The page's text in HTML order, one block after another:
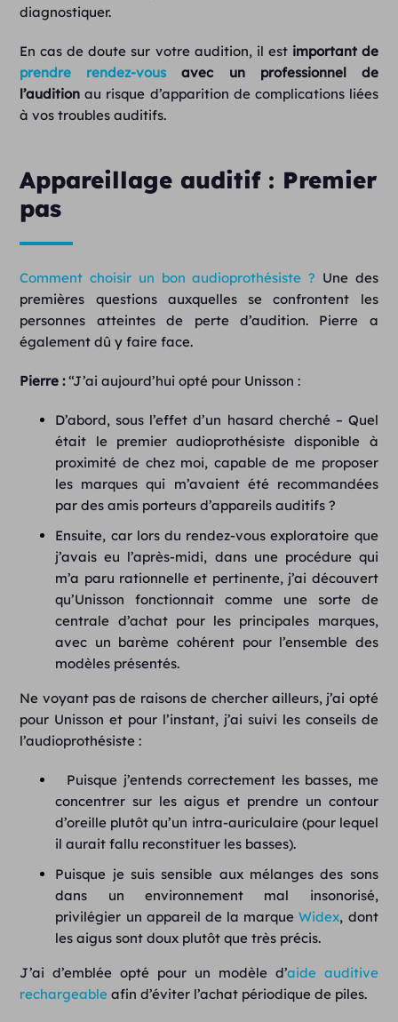
diagnostiquer.
En cas de doute sur votre audition, il est important de
prendre rendez-vousavec un professionnel de
l’audition au risque d’apparition de complications liées
à vos troubles auditifs.
Appareillage auditif : Premier
pas
Comment choisir un bon audioprothésiste ? Une des
premières questions auxquelles se confrontent les
personnes atteintes de perte d’audition. Pierre a
également dû y faire face.
Pierre :“J’ai aujourd’hui opté pour Unisson :
D’abord, sous l’effet d’un hasard cherché – Quel
était le premier audioprothésiste disponible à
proximité de chez moi, capable de me proposer
les marques qui m’avaient été recommandées
par des amis porteurs d’appareils auditifs ?
Ensuite, car lors du rendez-vous exploratoire que
j’avais eu l’après-midi, dans une procédure qui
m’a paru rationnelle et pertinente, j’ai découvert
qu’Unisson fonctionnait comme une sorte de
centrale d’achat pour les principales marques,
avec un barème cohérent pour l’ensemble des
modèles présentés.
Ne voyant pas de raisons de chercher ailleurs, j’ai opté
pour Unisson et pour l’instant, j’ai suivi les conseils de
l’audioprothésiste :
Puisque j’entends correctement les basses, me
concentrer sur les aigus et prendre un contour
d’oreille plutôt qu’un intra-auriculaire (pour lequel
il aurait fallu reconstituer les basses).
Puisque je suis sensible aux mélanges des sons
dans un environnement mal insonorisé,
privilégier un appareil de la marqueWidex, dont
les aigus sont doux plutôt que très précis.
J’ai d’emblée opté pour un modèle d’aide auditive
rechargeable afin d’éviter l’achat périodique de piles.